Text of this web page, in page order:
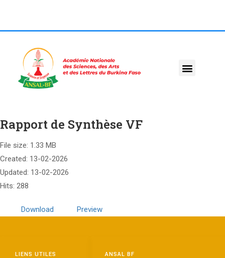
Rapport de Synthèse VF
File size: 1.33 MB
Created: 13-02-2026
Updated: 13-02-2026
Hits: 288
Download Preview
ANSAL BF
LIENS UTILES